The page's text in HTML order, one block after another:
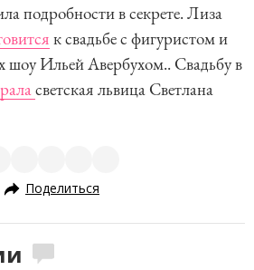
подробности в секрете. Лиза
к свадьбе с фигуристом и
шоу Ильей Авербухом.. Свадьбу в
светская львица Светлана
Поделиться